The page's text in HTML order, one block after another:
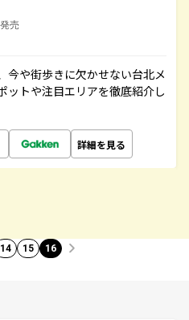
売
今や街歩きに欠かせない台北メ
ットや注目エリアを徹底紹介し
詳細を見る
14 15 16